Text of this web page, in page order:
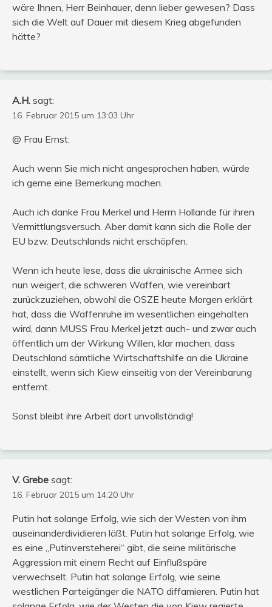
wäre Ihnen, Herr Beinhauer, denn lieber gewesen? Dass
sich die Welt auf Dauer mit diesem Krieg abgefunden
hätte?
A.H. sagt:
16. Februar 2015 um 13:03 Uhr
@ Frau Ernst:
Auch wenn Sie mich nicht angesprochen haben, würde
ich gerne eine Bemerkung machen.
Auch ich danke Frau Merkel und Herrn Hollande für ihren
Vermittlungsversuch. Aber damit kann sich die Rolle der
EU bzw. Deutschlands nicht erschöpfen.
Wenn ich heute lese, dass die ukrainische Armee sich
nun weigert, die schweren Waffen, wie vereinbart
zurückzuziehen, obwohl die OSZE heute Morgen erklärt
hat, dass die Waffenruhe im wesentlichen eingehalten
wird, dann MUSS Frau Merkel jetzt auch- und zwar auch
öffentlich um der Wirkung Willen, klar machen, dass
Deutschland sämtliche Wirtschaftshilfe an die Ukraine
einstellt, wenn sich Kiew einseitig von der Vereinbarung
entfernt.
Sonst bleibt ihre Arbeit dort unvollständig!
V. Grebe sagt:
16. Februar 2015 um 14:20 Uhr
Putin hat solange Erfolg, wie sich der Westen von ihm
auseinanderdividieren läßt. Putin hat solange Erfolg, wie
es eine „Putinversteherei“ gibt, die seine militärische
Aggression mit einem Recht auf Einflußspäre
verwechselt. Putin hat solange Erfolg, wie seine
westlichen Parteigänger die NATO diffamieren. Putin hat